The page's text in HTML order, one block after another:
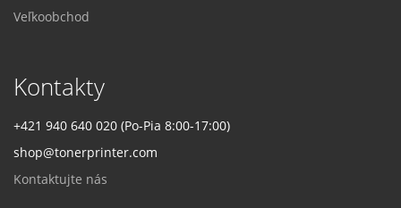
Veľkoobchod
Kontakty
+421 940 640 020 (Po-Pia 8:00-17:00)
shop@tonerprinter.com
Kontaktujte nás